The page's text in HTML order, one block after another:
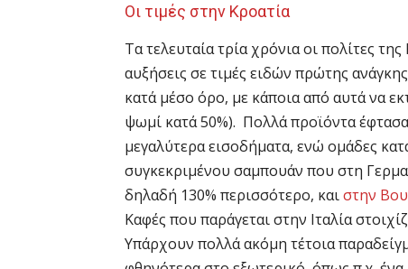
Οι τιμές στην Κροατία
Τα τελευταία τρία χρόνια οι πολίτες
αυξήσεις σε τιμές ειδών πρώτης
κατά μέσο όρο, με κάποια από αυτά να
ψωμί κατά 50%). Πολλά προϊόντα
μεγαλύτερα εισοδήματα, ενώ ομάδες
συγκεκριμένου σαμπουάν που στη
δηλαδή 130% περισσότερο, καιστην
Καφές που παράγεται στην Ιταλία
Υπάρχουν πολλά ακόμη τέτοια